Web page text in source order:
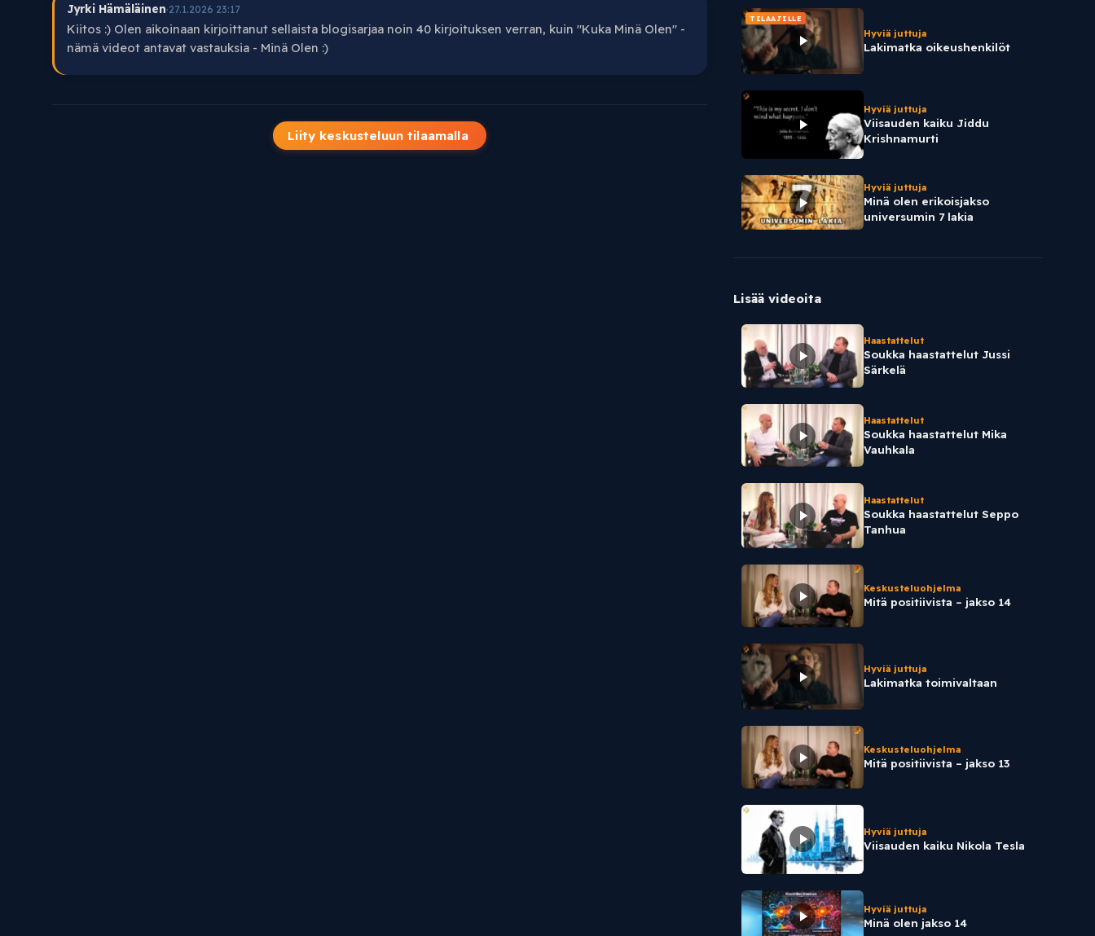
Jyrki Hämäläinen·27.1.2026 23:17
Kiitos :) Olen aikoinaan kirjoittanut sellaista blogisarjaa noin 40 kirjoituksen verran, kuin "Kuka Minä Olen" -
nämä videot antavat vastauksia - Minä Olen :)
Liity keskusteluun tilaamalla
TILAAJILLE
Hyviä juttuja
Lakimatka oikeushenkilöt
Hyviä juttuja
Viisauden kaiku Jiddu
Krishnamurti
Hyviä juttuja
Minä olen erikoisjakso
universumin 7 lakia
Lisää videoita
Haastattelut
Soukka haastattelut Jussi
Särkelä
Haastattelut
Soukka haastattelut Mika
Vauhkala
Haastattelut
Soukka haastattelut Seppo
Tanhua
Keskusteluohjelma
Mitä positiivista – jakso 14
Hyviä juttuja
Lakimatka toimivaltaan
Keskusteluohjelma
Mitä positiivista – jakso 13
Hyviä juttuja
Viisauden kaiku Nikola Tesla
Hyviä juttuja
Minä olen jakso 14